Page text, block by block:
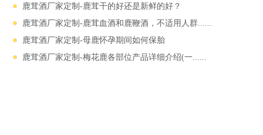
鹿茸酒厂家定制-鹿茸干的好还是新鲜的好？
鹿茸酒厂家定制-鹿茸血酒和鹿鞭酒，不适用人群......
鹿茸酒厂家定制-母鹿怀孕期间如何保胎
鹿茸酒厂家定制-梅花鹿各部位产品详细介绍(一......